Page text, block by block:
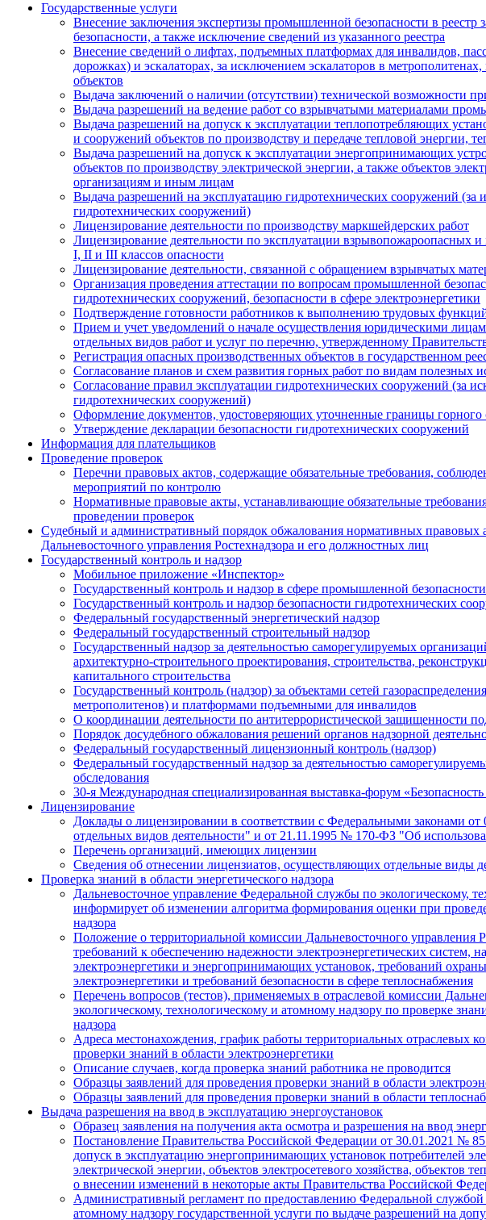
Государственные услуги
Внесение заключения экспертизы промышленной безопасности в
безопасности, а также исключение сведений из указанного реестра
Внесение сведений о лифтах, подъемных платформах для инвалидов,
дорожках) и эскалаторах, за исключением эскалаторов в
объектов
Выдача заключений о наличии (отсутствии) технической возможности
Выдача разрешений на ведение работ со взрывчатыми материалами
Выдача разрешений на допуск к эксплуатации теплопотребляющих
и сооружений объектов по производству и передаче тепловой энергии,
Выдача разрешений на допуск к эксплуатации энергопринимающих
объектов по производству электрической энергии, а также объектов
организациям и иным лицам
Выдача разрешений на эксплуатацию гидротехнических сооружений
гидротехнических сооружений)
Лицензирование деятельности по производству маркшейдерских работ
Лицензирование деятельности по эксплуатации взрывопожароопасных
I, II и III классов опасности
Лицензирование деятельности, связанной с обращением взрывчатых
Организация проведения аттестации по вопросам промышленной
гидротехнических сооружений, безопасности в сфере электроэнергетики
Подтверждение готовности работников к выполнению трудовых функций
Прием и учет уведомлений о начале осуществления юридическими
отдельных видов работ и услуг по перечню, утвержденному
Регистрация опасных производственных объектов в государственном
Согласование планов и схем развития горных работ по видам полезных
Согласование правил эксплуатации гидротехнических сооружений (за
гидротехнических сооружений)
Оформление документов, удостоверяющих уточненные границы горного
Утверждение декларации безопасности гидротехнических сооружений
Информация для плательщиков
Проведение проверок
Перечни правовых актов, содержащие обязательные требования,
мероприятий по контролю
Нормативные правовые акты, устанавливающие обязательные
проведении проверок
Судебный и административный порядок обжалования нормативных правовых
Дальневосточного управления Ростехнадзора и его должностных лиц
Государственный контроль и надзор
Мобильное приложение «Инспектор»
Государственный контроль и надзор в сфере промышленной безопасности
Государственный контроль и надзор безопасности гидротехнических
Федеральный государственный энергетический надзор
Федеральный государственный строительный надзор
Государственный надзор за деятельностью саморегулируемых
архитектурно-строительного проектирования, строительства,
капитального строительства
Государственный контроль (надзор) за объектами сетей
метрополитенов) и платформами подъемными для инвалидов
О координации деятельности по антитеррористической защищенности
Порядок досудебного обжалования решений органов надзорной
Федеральный государственный лицензионный контроль (надзор)
Федеральный государственный надзор за деятельностью
обследования
30-я Международная специализированная выставка-форум
Лицензирование
Доклады о лицензировании в соответствии с Федеральными законами
отдельных видов деятельности" и от 21.11.1995 № 170-ФЗ "Об
Перечень организаций, имеющих лицензии
Сведения об отнесении лицензиатов, осуществляющих отдельные виды
Проверка знаний в области энергетического надзора
Дальневосточное управление Федеральной службы по экологическому,
информирует об изменении алгоритма формирования оценки при
надзора
Положение о территориальной комиссии Дальневосточного управления
требований к обеспечению надежности электроэнергетических систем,
электроэнергетики и энергопринимающих установок, требований
электроэнергетики и требований безопасности в сфере теплоснабжения
Перечень вопросов (тестов), применяемых в отраслевой комиссии
экологическому, технологическому и атомному надзору по проверке
надзора
Адреса местонахождения, график работы территориальных отраслевых
проверки знаний в области электроэнергетики
Описание случаев, когда проверка знаний работника не проводится
Образцы заявлений для проведения проверки знаний в области
Образцы заявлений для проведения проверки знаний в области
Выдача разрешения на ввод в эксплуатацию энергоустановок
Образец заявления на получения акта осмотра и разрешения на ввод
Постановление Правительства Российской Федерации от 30.01.2021 №
допуск в эксплуатацию энергопринимающих установок потребителей
электрической энергии, объектов электросетевого хозяйства, объектов
о внесении изменений в некоторые акты Правительства Российской
Административный регламент по предоставлению Федеральной службой
атомному надзору государственной услуги по выдаче разрешений на